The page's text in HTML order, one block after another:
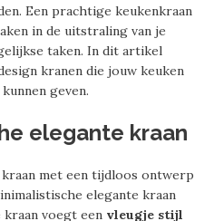
Een prachtige keukenkraan
in de uitstraling van je
taken. In dit artikel
kranen die jouw keuken
geven.
elegante kraan
met een tijdloos ontwerp
elegante kraan
kraan voegt een vleugje stijl